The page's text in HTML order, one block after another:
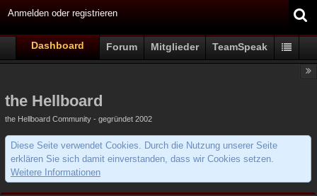
Anmelden oder registrieren
Dashboard Forum Mitglieder TeamSpeak
the Hellboard
the Hellboard Community - gegründet 2002
Diese Seite verwendet Cookies. Durch die Nutzung unserer Seite
erklären Sie sich damit einverstanden, dass wir Cookies setzen.
Weitere Informationen